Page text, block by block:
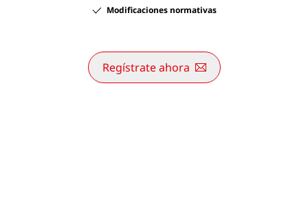
Modificaciones normativas
Regístrate ahora